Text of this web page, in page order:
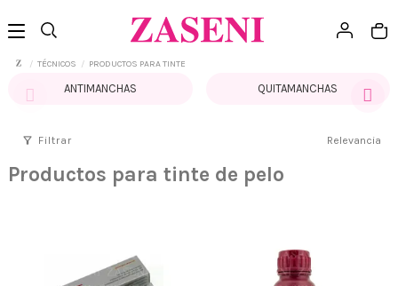
TÉCNICOS PRODUCTOS PARA TINTE
ANTIMANCHAS QUITAMANCHAS
filter_alt Filtrar Relevancia
Productos para tinte de pelo